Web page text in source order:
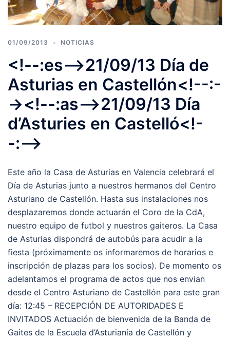
01/09/2013 NOTICIAS
<!--:es-->21/09/13 Día de
Asturias en Castellón<!--:-
-><!--:as-->21/09/13 Día
d’Asturies en Castelló<!-
-:-->
Este año la Casa de Asturias en Valencia celebrará el
Día de Asturias junto a nuestros hermanos del Centro
Asturiano de Castellón. Hasta sus instalaciones nos
desplazaremos donde actuarán el Coro de la CdA,
nuestro equipo de futbol y nuestros gaiteros. La Casa
de Asturias dispondrá de autobús para acudir a la
fiesta (próximamente os informaremos de horarios e
inscripción de plazas para los socios). De momento os
adelantamos el programa de actos que nos envian
desde el Centro Asturiano de Castellón para este gran
día: 12:45 – RECEPCIÓN DE AUTORIDADES E
INVITADOS Actuación de bienvenida de la Banda de
Gaites de la Escuela d’Asturianía de Castellón y